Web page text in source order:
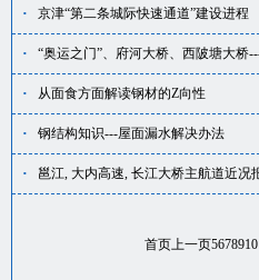
· 京津“第二条城际快速通道”建设进程
· “奥运之门”、府河大桥、西陂塘大桥
· 从面食方面解读钢材的Z向性
· 钢结构知识---屋面漏水解决办法
· 邕江, 大内高速, 长江大桥主航道近况
首页上一页5678910